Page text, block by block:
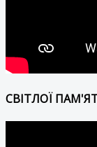
СВІТЛОЇ